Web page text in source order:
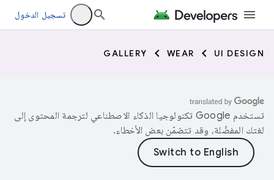
تسجيل الدخول
UI DESIGN
WEAR
GALLERY
تستخدم Google تكنولوجيا الذكاء الاصطناعي لترجمة المحتوى إلى
لغتك المفضّلة، وقد تتضمّن بعض الأخطاء.